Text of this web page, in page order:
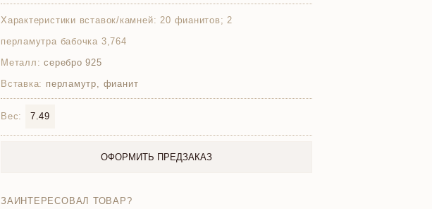
Характеристики вставок/камней: 20 фианитов; 2
перламутра бабочка 3,764
Металл: серебро 925
Вставка: перламутр, фианит
Вес: 7.49
ОФОРМИТЬ ПРЕДЗАКАЗ
ЗАИНТЕРЕСОВАЛ ТОВАР?